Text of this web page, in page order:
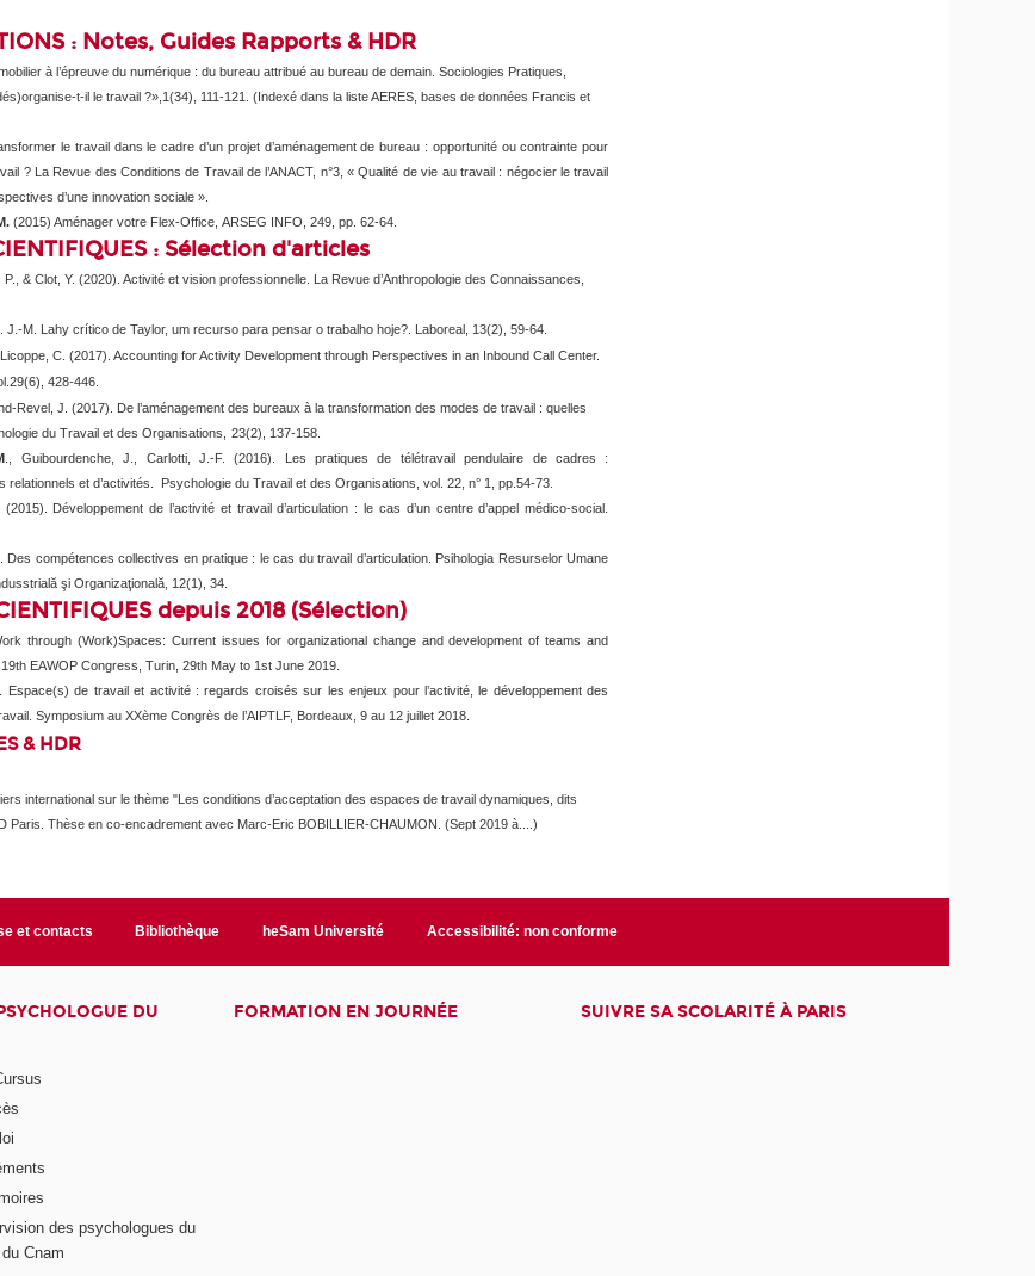
: Notes, Guides Rapports & HDR
à l’épreuve du numérique : du bureau attribué au bureau de demain.Sociologies Pratiques,
t-il le travail ?»,1(34), 111-121.
(Indexé dans la liste AERES, bases de données Francis et
le travail dans le cadre d’un projet d’aménagement de bureau : opportunité ou contrainte pour
? La Revue des Conditions de Travail de l’ANACT, n°3, « Qualité de vie au travail : négocier le travail
d’une innovation sociale »
(2015) Aménager votre Flex-Office,ARSEG INFO , 249, pp. 62-64.
: Sélection d'articles
P., & Clot, Y. (2020). Activité et vision professionnelle. La Revue d’Anthropologie des Connaissances,
J.-M. Lahy crítico de Taylor, um recurso para pensar o trabalho hoje?. Laboreal 13(2), 59-64.
Licoppe, C. (2017). Accounting for Activity Development through Perspectives in an Inbound Call Center.
(6), 428-446.
Revel, J. (2017). De l’aménagement des bureaux à la transformation des modes de travail : quelles
du Travail et des Organisations, 23(2), 137-158
., Guibourdenche, J., Carlotti, J.-F. (2016). Les pratiques de télétravail pendulaire de cadres :
et d’activités. Psychologie du Travail et des Organisations, vol. 22, n° 1 , pp.54-73
(2015). Développement de l’activité et travail d’articulation : le cas d’un centre d’appel médico-social.
Des compétences collectives en pratique : le cas du travail d’articulation. Psihologia Resurselor Umane
şi Organizaţională, 12(1), 34.
depuis 2018 (Sélection)
through (Work)Spaces: Current issues for organizational change and development of teams and
th EAWOP Congress, Turin, 29th May to 1st June 2019.
Espace(s) de travail et activité : regards croisés sur les enjeux pour l’activité, le développement des
Symposium au XXème Congrès de l’AIPTLF, Bordeaux, 9 au 12 juillet 2018.
& HDR
international sur le thème "Les conditions d’acceptation des espaces de travail dynamiques, dits
Paris. Thèse en co-encadrement avec Marc-Eric BOBILLIER-CHAUMON. (Sept 2019 à....)
et contacts Bibliothèque heSam Université Accessibilité: non conforme
DU
des psychologues du
Cnam
FORMATION EN JOURNÉE SUIVRE SA SCOLARITÉ À PARIS